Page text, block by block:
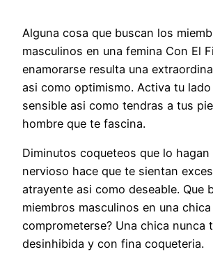
Alguna cosa que buscan los
masculinos en una femina Con El
enamorarse resulta una
asi­ como optimismo. Activa tu
sensible asi­ como tendras a tus
hombre que te fascina.
Diminutos coqueteos que lo hagan
nervioso hace que te sientan
atrayente asi­ como deseable. Que
miembros masculinos en una
comprometerse? Una chica nunca
desinhibida y con fina coqueteria.